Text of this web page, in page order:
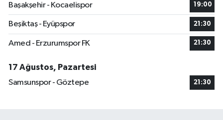
Başakşehir - Kocaelispor
19:00
Beşiktaş - Eyüpspor 21:30
Amed - Erzurumspor FK 21:30
17 Ağustos, Pazartesi
Samsunspor - Göztepe
21:30